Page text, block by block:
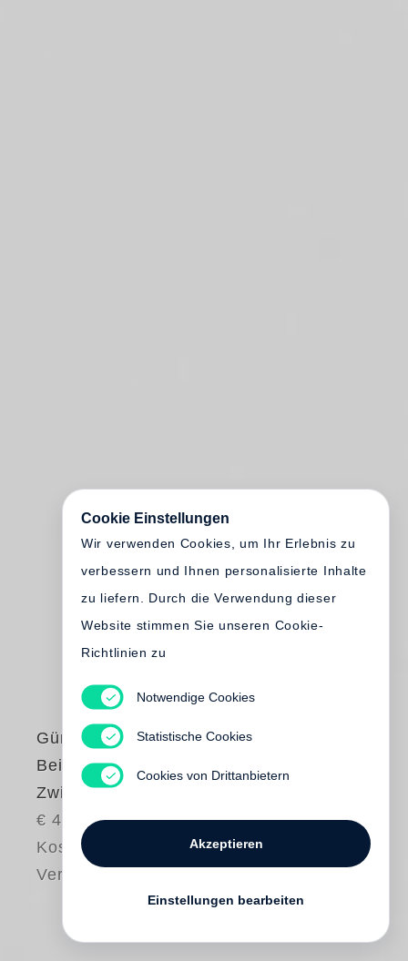
Günter Grass
Beim Häuten der
Zwiebel
€ 48.00
Kostenloser
Versand
Cookie Einstellungen
Wir verwenden Cookies, um Ihr Erlebnis zu
verbessern und Ihnen personalisierte Inhalte
zu liefern. Durch die Verwendung dieser
Website stimmen Sie unseren Cookie-
Richtlinien zu
Notwendige Cookies
Statistische Cookies
Cookies von Drittanbietern
Akzeptieren
Einstellungen bearbeiten